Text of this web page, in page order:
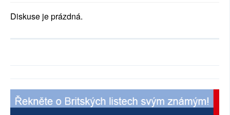
Diskuse je prázdná.